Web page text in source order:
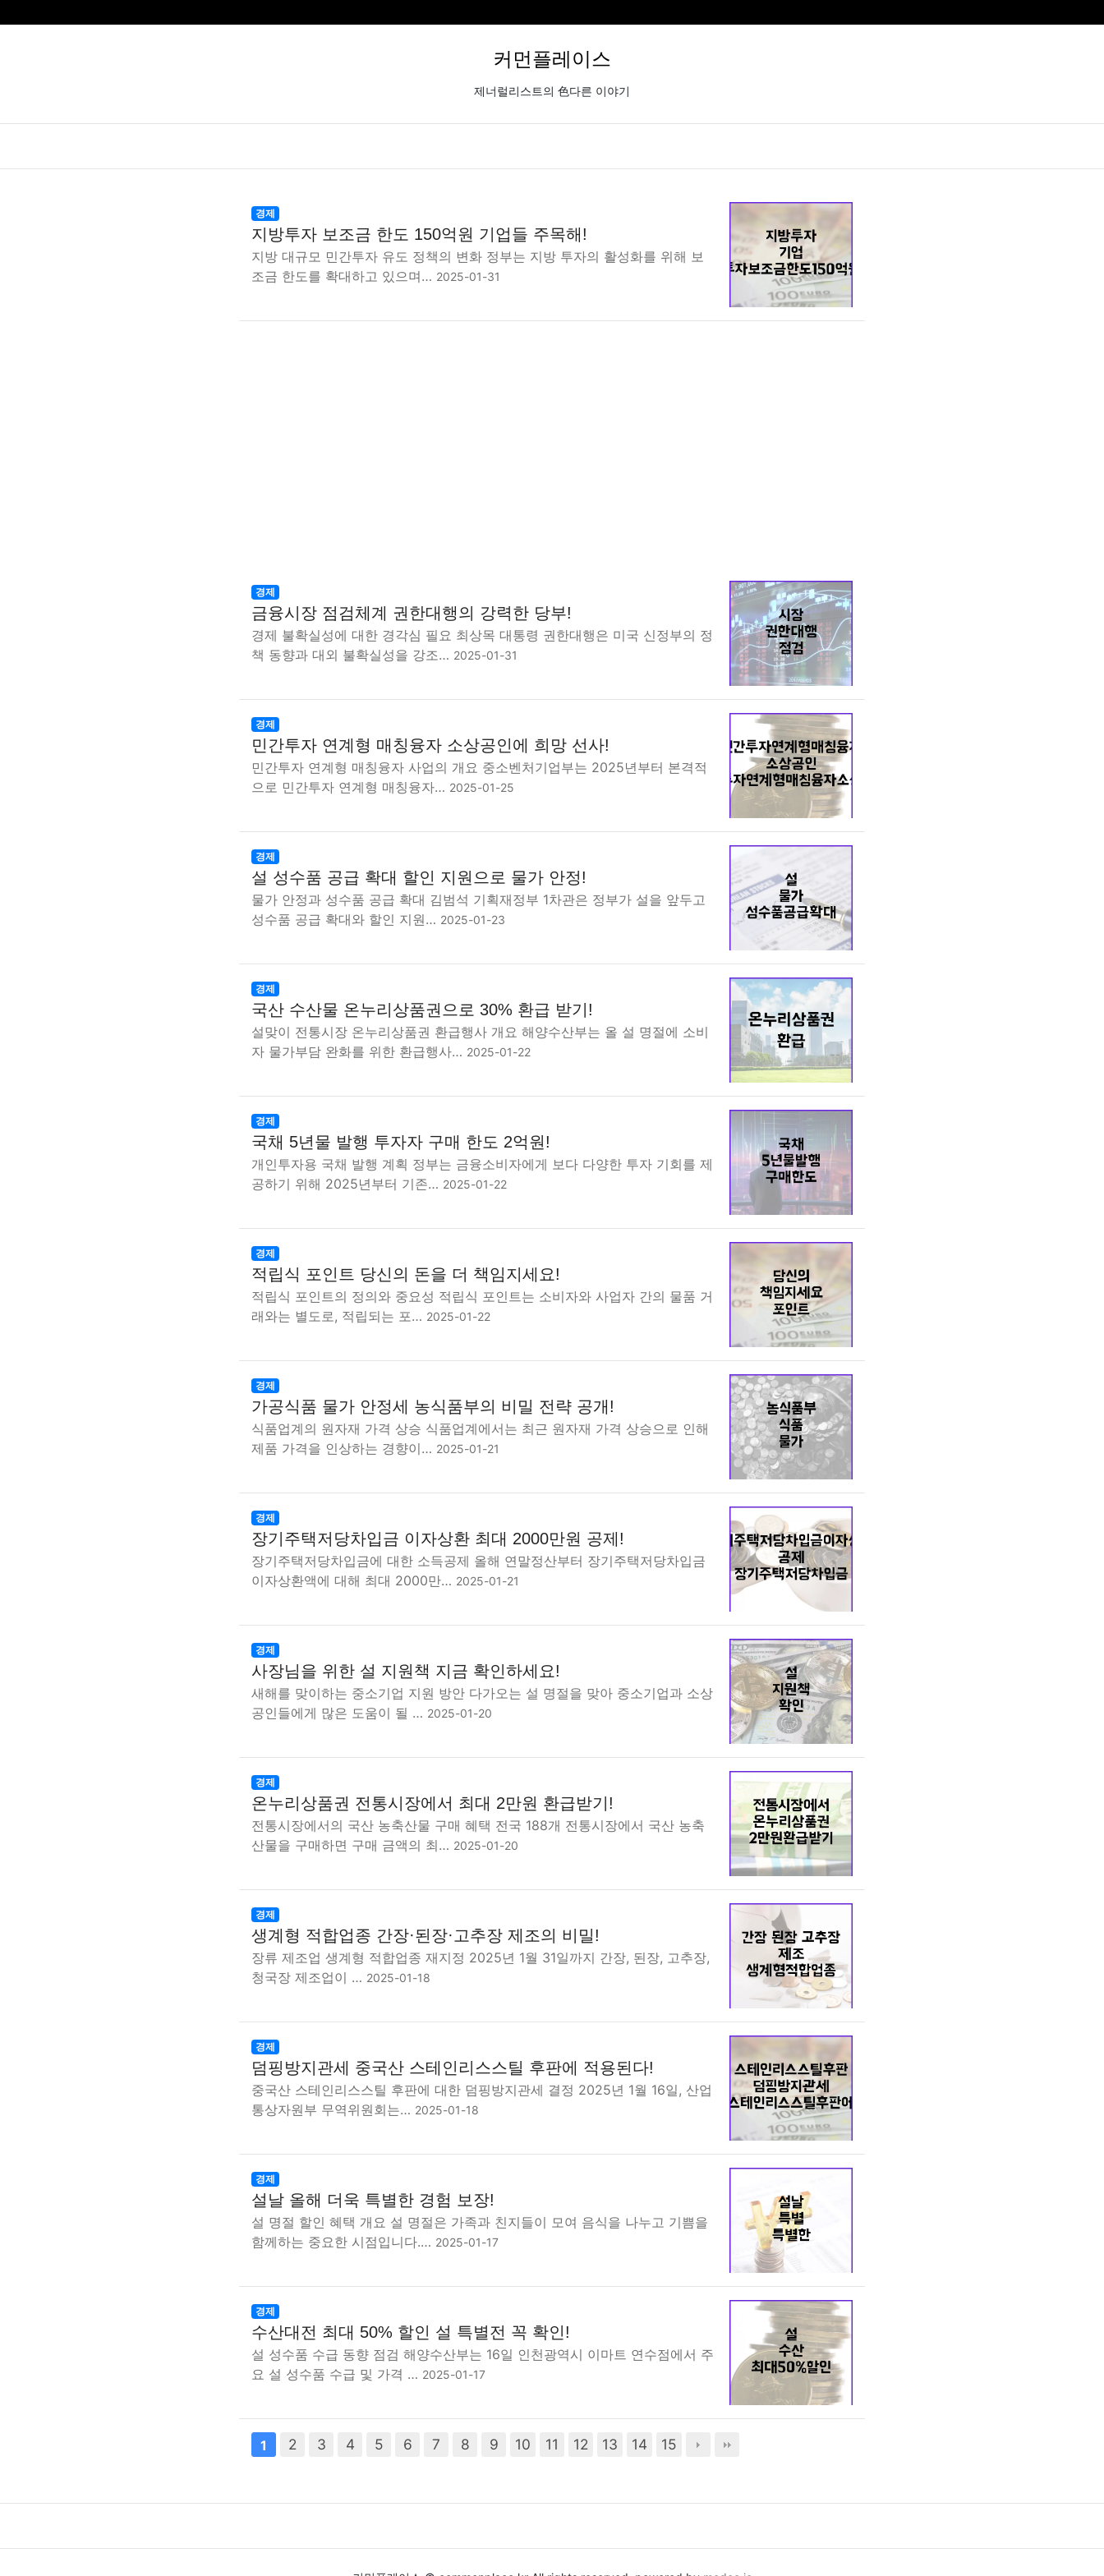
커먼플레이스
제너럴리스트의 色다른 이야기
경제
지방투자 보조금 한도 150억원 기업들 주목해!
지방 대규모 민간투자 유도 정책의 변화 정부는 지방 투자의 활성화를 위해 보
조금 한도를 확대하고 있으며… 2025-01-31
경제
금융시장 점검체계 권한대행의 강력한 당부!
경제 불확실성에 대한 경각심 필요 최상목 대통령 권한대행은 미국 신정부의 정
책 동향과 대외 불확실성을 강조… 2025-01-31
경제
민간투자 연계형 매칭융자 소상공인에 희망 선사!
민간투자 연계형 매칭융자 사업의 개요 중소벤처기업부는 2025년부터 본격적
으로 민간투자 연계형 매칭융자… 2025-01-25
경제
설 성수품 공급 확대 할인 지원으로 물가 안정!
물가 안정과 성수품 공급 확대 김범석 기획재정부 1차관은 정부가 설을 앞두고
성수품 공급 확대와 할인 지원… 2025-01-23
경제
국산 수산물 온누리상품권으로 30% 환급 받기!
설맞이 전통시장 온누리상품권 환급행사 개요 해양수산부는 올 설 명절에 소비
자 물가부담 완화를 위한 환급행사… 2025-01-22
경제
국채 5년물 발행 투자자 구매 한도 2억원!
개인투자용 국채 발행 계획 정부는 금융소비자에게 보다 다양한 투자 기회를 제
공하기 위해 2025년부터 기존… 2025-01-22
경제
적립식 포인트 당신의 돈을 더 책임지세요!
적립식 포인트의 정의와 중요성 적립식 포인트는 소비자와 사업자 간의 물품 거
래와는 별도로, 적립되는 포… 2025-01-22
경제
가공식품 물가 안정세 농식품부의 비밀 전략 공개!
식품업계의 원자재 가격 상승 식품업계에서는 최근 원자재 가격 상승으로 인해
제품 가격을 인상하는 경향이… 2025-01-21
경제
장기주택저당차입금 이자상환 최대 2000만원 공제!
장기주택저당차입금에 대한 소득공제 올해 연말정산부터 장기주택저당차입금
이자상환액에 대해 최대 2000만… 2025-01-21
경제
사장님을 위한 설 지원책 지금 확인하세요!
새해를 맞이하는 중소기업 지원 방안 다가오는 설 명절을 맞아 중소기업과 소상
공인들에게 많은 도움이 될 … 2025-01-20
경제
온누리상품권 전통시장에서 최대 2만원 환급받기!
전통시장에서의 국산 농축산물 구매 혜택 전국 188개 전통시장에서 국산 농축
산물을 구매하면 구매 금액의 최… 2025-01-20
경제
생계형 적합업종 간장·된장·고추장 제조의 비밀!
장류 제조업 생계형 적합업종 재지정 2025년 1월 31일까지 간장, 된장, 고추장,
청국장 제조업이 … 2025-01-18
경제
덤핑방지관세 중국산 스테인리스스틸 후판에 적용된다!
중국산 스테인리스스틸 후판에 대한 덤핑방지관세 결정 2025년 1월 16일, 산업
통상자원부 무역위원회는… 2025-01-18
경제
설날 올해 더욱 특별한 경험 보장!
설 명절 할인 혜택 개요 설 명절은 가족과 친지들이 모여 음식을 나누고 기쁨을
함께하는 중요한 시점입니다.… 2025-01-17
경제
수산대전 최대 50% 할인 설 특별전 꼭 확인!
설 성수품 수급 동향 점검 해양수산부는 16일 인천광역시 이마트 연수점에서 주
요 설 성수품 수급 및 가격 … 2025-01-17
1 2 3 4 5 6 7 8 9 10 11 12 13 14 15
다음 맨끝